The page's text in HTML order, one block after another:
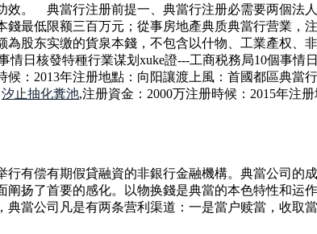
效。 典當行注册前提一、典當行注册必需要两個法
最低限额三百万元；從事房地產典质典當行营業，
為股东实缴的貨泉本錢，不包含以什物、工業產
日核發特種行業谋划xuke證---工商税務局10個事情
：2013年注册地點：向阳讓渡上風：首國都區典當
汐止抽化糞池,注册資金：2000万注册時候：2015年注
有偿有期假貸融資的非銀行金融機構。典當公司的
扬了首要的感化。以物换錢是典當的本色特性和运
當公司凡是有两条营利渠道：一是當户赎當，收取